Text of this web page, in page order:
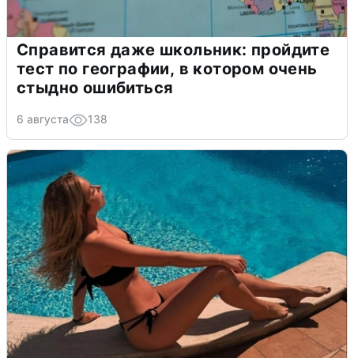
Справится даже школьник: пройдите
тест по географии, в котором очень
стыдно ошибиться
6 августа 138